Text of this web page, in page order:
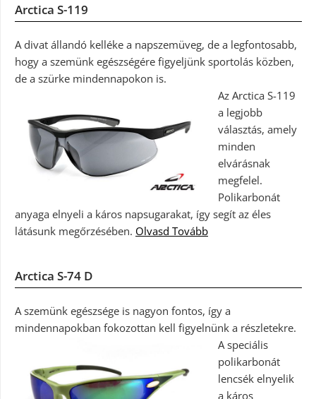
Arctica S-119
A divat állandó kelléke a napszemüveg, de a legfontosabb,
hogy a szemünk egészségére figyeljünk sportolás közben,
de a szürke mindennapokon is.
Az Arctica S-119
a legjobb
választás, amely
minden
elvárásnak
megfelel.
Polikarbonát
anyaga elnyeli a káros napsugarakat, így segít az éles
látásunk megőrzésében. Olvasd Tovább
Arctica S-74 D
A szemünk egészsége is nagyon fontos, így a
mindennapokban fokozottan kell figyelnünk a részletekre.
A speciális
polikarbonát
lencsék elnyelik
a káros